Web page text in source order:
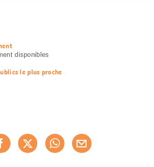
disponibles
le plus proche
Recommander maintenant